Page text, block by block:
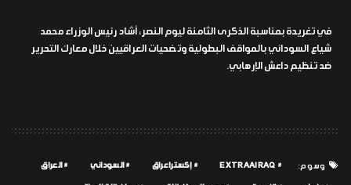
في تغريدة بمناسبة الذكرى الثامنة ليوم النصر، أشاد رئيس الوزراء محمد
شياع السوداني بالمواقف البطولية وتضحيات العراقيين خلال معارك التحرير
ضد تنظيم داعش الإرهابي.
وسوم: EXTRAAIRAQ إكسترا عراق السوداني العراق